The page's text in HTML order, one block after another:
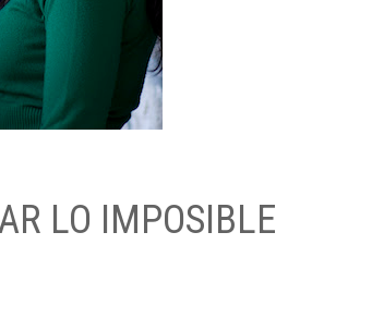
LO IMPOSIBLE